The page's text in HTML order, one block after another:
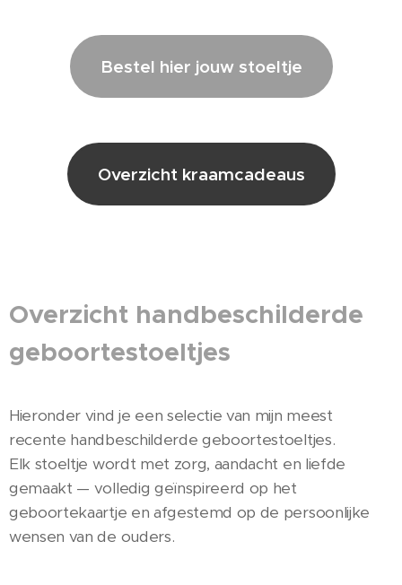
Bestel hier jouw stoeltje
Overzicht kraamcadeaus
Overzicht handbeschilderde
geboortestoeltjes
Hieronder vind je een selectie van mijn meest
recente handbeschilderde geboortestoeltjes.
Elk stoeltje wordt met zorg, aandacht en liefde
gemaakt — volledig geïnspireerd op het
geboortekaartje en afgestemd op de persoonlijke
wensen van de ouders.